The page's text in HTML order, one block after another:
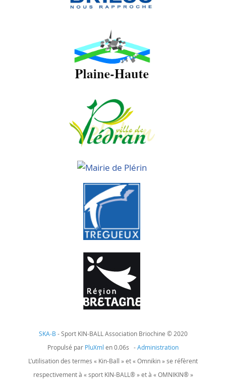
SKA-B - Sport KIN-BALL Association Briochine © 2020
Propulsé par PluXml en 0.06s -Administration
L’utilisation des termes « Kin-Ball » et « Omnikin » se réfèrent
respectivement à « sport KIN-BALL® » et à « OMNIKIN® »